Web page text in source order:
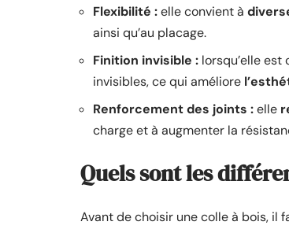
Flexibilité :elle convient à
ainsi qu’au placage.
Finition invisible : lorsqu’elle
invisibles, ce qui améliore
Renforcement des joints :elle
charge et à augmenter la
Quels sont les
Avant de choisir une colle à bois, il